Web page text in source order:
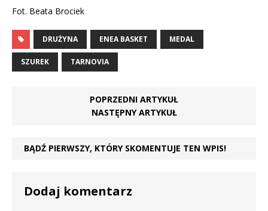
Fot. Beata Brociek
DRUŻYNA ENEA BASKET MEDAL
SZUREK TARNOVIA
POPRZEDNI ARTYKUŁ
NASTĘPNY ARTYKUŁ
BĄDŹ PIERWSZY, KTÓRY SKOMENTUJE TEN WPIS!
Dodaj komentarz